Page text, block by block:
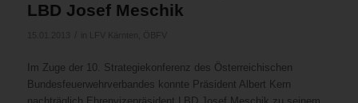
LBD Josef Meschik
Im Zuge der 10. Strategiekonferenz des Österreichischen
Bundesfeuerwehrverbandes konnte Präsident Albert Kern